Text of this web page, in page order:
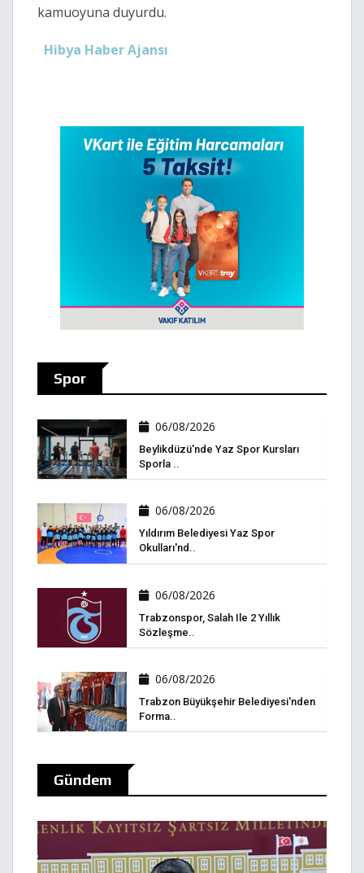
kamuoyuna duyurdu.
Hibya Haber Ajansı
Spor
06/08/2026
Beylikdüzü'nde Yaz Spor Kursları
Sporla ..
06/08/2026
Yıldırım Belediyesi Yaz Spor
Okulları'nd..
06/08/2026
Trabzonspor, Salah Ile 2 Yıllık
Sözleşme..
06/08/2026
Trabzon Büyükşehir Belediyesi'nden
Forma..
Gündem